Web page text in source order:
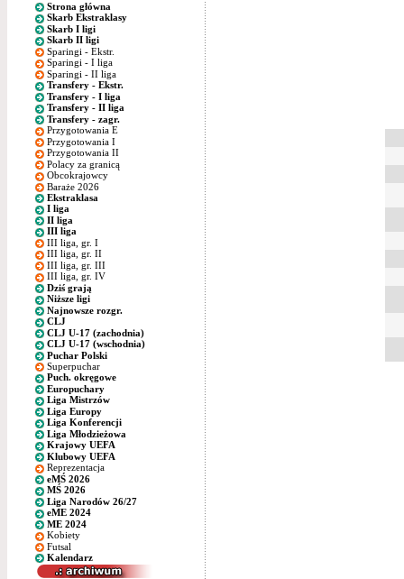
Strona główna
Skarb Ekstraklasy
Skarb I ligi
Skarb II ligi
Sparingi - Ekstr.
Sparingi - I liga
Sparingi - II liga
Transfery - Ekstr.
Transfery - I liga
Transfery - II liga
Transfery - zagr.
Przygotowania E
Przygotowania I
Przygotowania II
Polacy za granicą
Obcokrajowcy
Baraże 2026
Ekstraklasa
I liga
II liga
III liga
III liga, gr. I
III liga, gr. II
III liga, gr. III
III liga, gr. IV
Dziś grają
Niższe ligi
Najnowsze rozgr.
CLJ
CLJ U-17 (zachodnia)
CLJ U-17 (wschodnia)
Puchar Polski
Superpuchar
Puch. okręgowe
Europuchary
Liga Mistrzów
Liga Europy
Liga Konferencji
Liga Młodzieżowa
Krajowy UEFA
Klubowy UEFA
Reprezentacja
eMŚ 2026
MŚ 2026
Liga Narodów 26/27
eME 2024
ME 2024
Kobiety
Futsal
Kalendarz